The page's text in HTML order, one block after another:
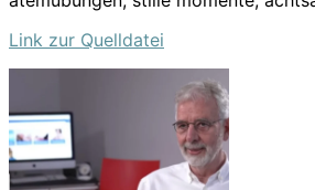
Link zur Quelldatei